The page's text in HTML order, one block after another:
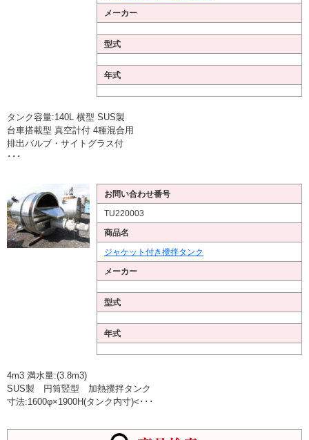
メーカー
型式
年式
タンク容量:140L 横型 SUS製
台車搭載型 真空計付 4種混合用
排出バルブ・サイトグラス付
･･･
お問い合わせ番号
TU220003
商品名
ジャケット付き攪拌タンク
メーカー
型式
年式
4m3 満水量:(3.8m3)
SUS製 円筒竪型 加熱攪拌タンク
寸法:1600φ×1900H(タンク内寸)<･･･